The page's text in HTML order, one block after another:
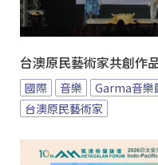
台澳原民藝術家共創作
國際 音樂 Garma音樂
台澳原民藝術家